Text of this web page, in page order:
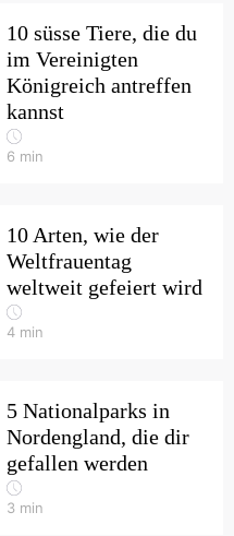
10 süsse Tiere, die du
im Vereinigten
Königreich antreffen
kannst
6 min
10 Arten, wie der
Weltfrauentag
weltweit gefeiert wird
4 min
5 Nationalparks in
Nordengland, die dir
gefallen werden
3 min